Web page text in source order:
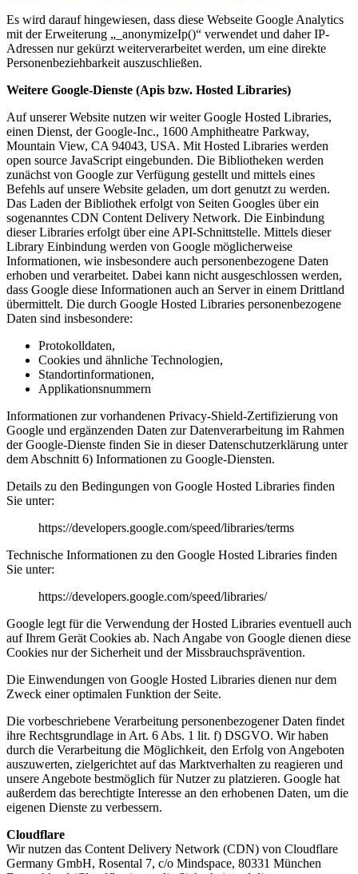
Es wird darauf hingewiesen, dass diese Webseite Google Analytics
mit der Erweiterung „_anonymizeIp()“ verwendet und daher IP-
Adressen nur gekürzt weiterverarbeitet werden, um eine direkte
Personenbeziehbarkeit auszuschließen.
Weitere Google-Dienste (Apis bzw. Hosted Libraries)
Auf unserer Website nutzen wir weiter Google Hosted Libraries,
einen Dienst, der Google-Inc., 1600 Amphitheatre Parkway,
Mountain View, CA 94043, USA. Mit Hosted Libraries werden
open source JavaScript eingebunden. Die Bibliotheken werden
zunächst von Google zur Verfügung gestellt und mittels eines
Befehls auf unsere Website geladen, um dort genutzt zu werden.
Das Laden der Bibliothek erfolgt von Seiten Googles über ein
sogenanntes CDN Content Delivery Network. Die Einbindung
dieser Libraries erfolgt über eine API-Schnittstelle. Mittels dieser
Library Einbindung werden von Google möglicherweise
Informationen, wie insbesondere auch personenbezogene Daten
erhoben und verarbeitet. Dabei kann nicht ausgeschlossen werden,
dass Google diese Informationen auch an Server in einem Drittland
übermittelt. Die durch Google Hosted Libraries personenbezogene
Daten sind insbesondere:
Protokolldaten,
Cookies und ähnliche Technologien,
Standortinformationen,
Applikationsnummern
Informationen zur vorhandenen Privacy-Shield-Zertifizierung von
Google und ergänzenden Daten zur Datenverarbeitung im Rahmen
der Google-Dienste finden Sie in dieser Datenschutzerklärung unter
dem Abschnitt 6) Informationen zu Google-Diensten.
Details zu den Bedingungen von Google Hosted Libraries finden
Sie unter:
https://developers.google.com/speed/libraries/terms
Technische Informationen zu den Google Hosted Libraries finden
Sie unter:
https://developers.google.com/speed/libraries/
Google legt für die Verwendung der Hosted Libraries eventuell auch
auf Ihrem Gerät Cookies ab. Nach Angabe von Google dienen diese
Cookies nur der Sicherheit und der Missbrauchsprävention.
Die Einwendungen von Google Hosted Libraries dienen nur dem
Zweck einer optimalen Funktion der Seite.
Die vorbeschriebene Verarbeitung personenbezogener Daten findet
ihre Rechtsgrundlage in Art. 6 Abs. 1 lit. f) DSGVO. Wir haben
durch die Verarbeitung die Möglichkeit, den Erfolg von Angeboten
auszuwerten, zielgerichtet auf das Marktverhalten zu reagieren und
unsere Angebote bestmöglich für Nutzer zu platzieren. Google hat
außerdem das berechtigte Interesse an den erhobenen Daten, um die
eigenen Dienste zu verbessern.
Cloudflare
Wir nutzen das Content Delivery Network (CDN) von Cloudflare
Germany GmbH, Rosental 7, c/o Mindspace, 80331 München